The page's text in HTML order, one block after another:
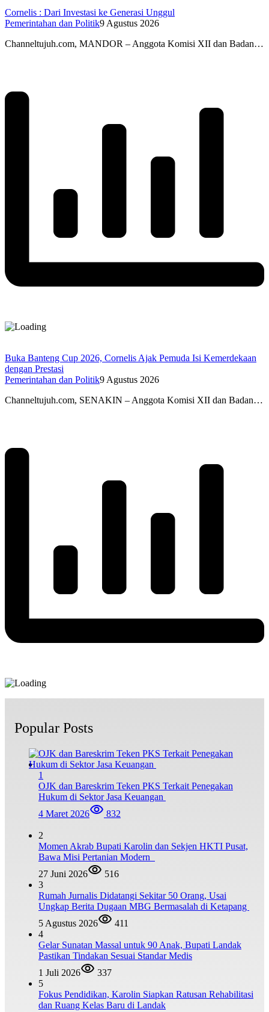
Cornelis : Dari Investasi ke Generasi Unggul
Pemerintahan dan Politik9 Agustus 2026
Channeltujuh.com, MANDOR – Anggota Komisi XII dan Badan…
Buka Banteng Cup 2026, Cornelis Ajak Pemuda Isi Kemerdekaan
dengan Prestasi
Pemerintahan dan Politik9 Agustus 2026
Channeltujuh.com, SENAKIN – Anggota Komisi XII dan Badan…
Popular Posts
1
OJK dan Bareskrim Teken PKS Terkait Penegakan
Hukum di Sektor Jasa Keuangan
4 Maret 2026
832
2
Momen Akrab Bupati Karolin dan Sekjen HKTI Pusat,
Bawa Misi Pertanian Modern
27 Juni 2026
516
3
Rumah Jurnalis Didatangi Sekitar 50 Orang, Usai
Ungkap Berita Dugaan MBG Bermasalah di Ketapang
5 Agustus 2026
411
4
Gelar Sunatan Massal untuk 90 Anak, Bupati Landak
Pastikan Tindakan Sesuai Standar Medis
1 Juli 2026
337
5
Fokus Pendidikan, Karolin Siapkan Ratusan Rehabilitasi
dan Ruang Kelas Baru di Landak